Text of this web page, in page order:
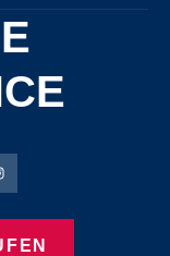
Seite
Twitter Seite
Proenen LinkedIn
Proenen